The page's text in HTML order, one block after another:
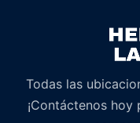
Todas las
¡Contáctenos